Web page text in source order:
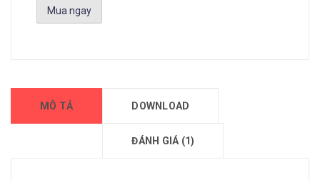
Mua ngay
MÔ TẢ DOWNLOAD
ĐÁNH GIÁ (1)